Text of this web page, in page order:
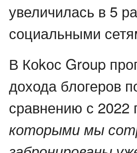
увеличилась в 5
социальными
В Коkос Group
дохода блогеров
сравнению с 2022
которыми мы